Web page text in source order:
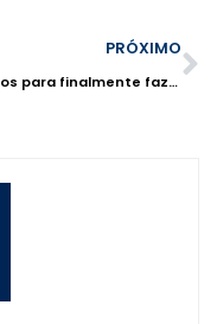
PRÓXIMO
9 passos para finalmente fazer um plano para seu futuro negócio